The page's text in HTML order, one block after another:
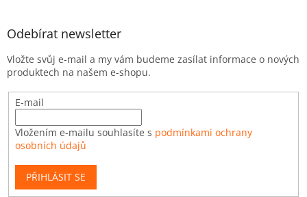
Odebírat newsletter
Vložte svůj e-mail a my vám budeme zasílat informace o nových
produktech na našem e-shopu.
E-mail
Vložením e-mailu souhlasíte s podmínkami ochrany
osobních údajů
PŘIHLÁSIT SE